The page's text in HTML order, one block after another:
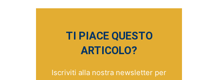
TI PIACE QUESTO
ARTICOLO?
Iscriviti alla nostra newsletter per